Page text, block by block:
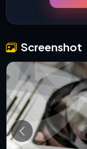
Screenshot